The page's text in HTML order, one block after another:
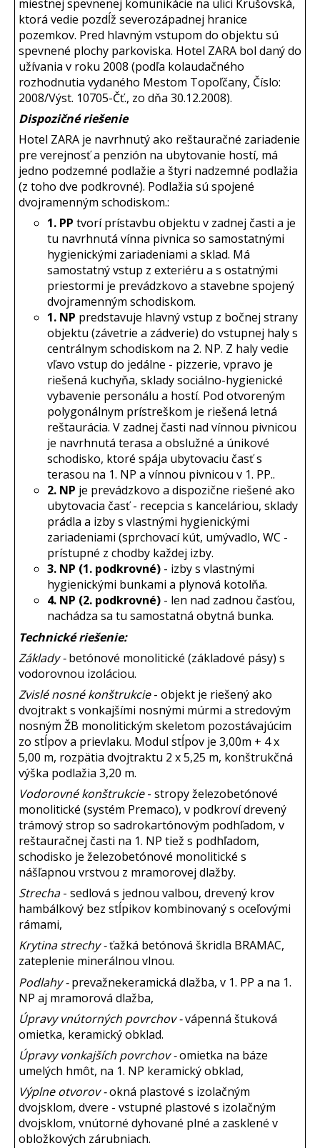
miestnej spevnenej komunikácie na ulici Krušovská,
ktorá vedie pozdĺž severozápadnej hranice
pozemkov. Pred hlavným vstupom do objektu sú
spevnené plochy parkoviska. Hotel ZARA bol daný do
užívania v roku 2008 (podľa kolaudačného
rozhodnutia vydaného Mestom Topoľčany, Číslo:
2008/Výst. 10705-Čť., zo dňa 30.12.2008).
Dispozičné riešenie
Hotel ZARA je navrhnutý ako reštauračné zariadenie
pre verejnosť a penzión na ubytovanie hostí, má
jedno podzemné podlažie a štyri nadzemné podlažia
(z toho dve podkrovné). Podlažia sú spojené
dvojramenným schodiskom.:
1. PP tvorí prístavbu objektu v zadnej časti a je
tu navrhnutá vínna pivnica so samostatnými
hygienickými zariadeniami a sklad. Má
samostatný vstup z exteriéru a s ostatnými
priestormi je prevádzkovo a stavebne spojený
dvojramenným schodiskom.
1. NP predstavuje hlavný vstup z bočnej strany
objektu (závetrie a zádverie) do vstupnej haly s
centrálnym schodiskom na 2. NP. Z haly vedie
vľavo vstup do jedálne - pizzerie, vpravo je
riešená kuchyňa, sklady sociálno-hygienické
vybavenie personálu a hostí. Pod otvoreným
polygonálnym prístreškom je riešená letná
reštaurácia. V zadnej časti nad vínnou pivnicou
je navrhnutá terasa a obslužné a únikové
schodisko, ktoré spája ubytovaciu časť s
terasou na 1. NP a vínnou pivnicou v 1. PP..
2. NP je prevádzkovo a dispozične riešené ako
ubytovacia časť - recepcia s kanceláriou, sklady
prádla a izby s vlastnými hygienickými
zariadeniami (sprchovací kút, umývadlo, WC -
prístupné z chodby každej izby.
3. NP (1. podkrovné) - izby s vlastnými
hygienickými bunkami a plynová kotolňa.
4. NP (2. podkrovné) - len nad zadnou časťou,
nachádza sa tu samostatná obytná bunka.
Technické riešenie:
Základy -betónové monolitické (základové pásy) s
vodorovnou izoláciou.
Zvislé nosné konštrukcie- objekt je riešený ako
dvojtrakt s vonkajšími nosnými múrmi a stredovým
nosným ŽB monolitickým skeletom pozostávajúcim
zo stĺpov a prievlaku. Modul stĺpov je 3,00m + 4 x
5,00 m, rozpätia dvojtraktu 2 x 5,25 m, konštrukčná
výška podlažia 3,20 m.
Vodorovné konštrukcie- stropy železobetónové
monolitické (systém Premaco), v podkroví drevený
trámový strop so sadrokartónovým podhľadom, v
reštauračnej časti na 1. NP tiež s podhľadom,
schodisko je železobetónové monolitické s
nášľapnou vrstvou z mramorovej dlažby.
Strecha- sedlová s jednou valbou, drevený krov
hambálkový bez stĺpikov kombinovaný s oceľovými
rámami,
Krytina strechy -ťažká betónová škridla BRAMAC,
zateplenie minerálnou vlnou.
Podlahy -prevažnekeramická dlažba, v 1. PP a na 1.
NP aj mramorová dlažba,
Úpravy vnútorných povrchov -vápenná štuková
omietka, keramický obklad.
Úpravy vonkajších povrchov -omietka na báze
umelých hmôt, na 1. NP keramický obklad,
Výplne otvorov -okná plastové s izolačným
dvojsklom, dvere - vstupné plastové s izolačným
dvojsklom, vnútorné dyhované plné a zasklené v
obložkových zárubniach.